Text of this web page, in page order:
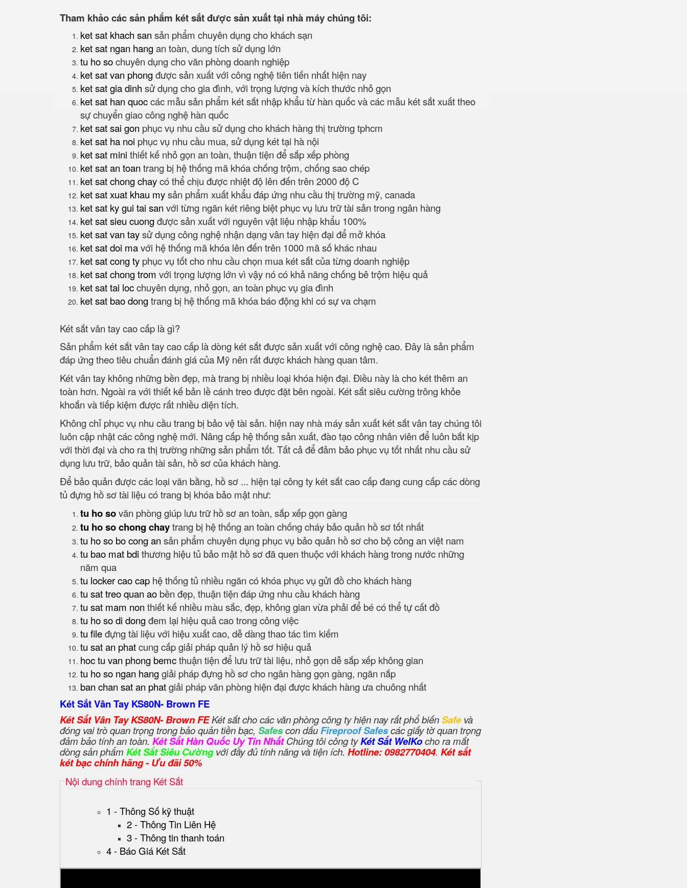
Tham khảo các sản phẩm két sắt được sản xuất tại nhà máy chúng tôi:
ket sat khach san sản phẩm chuyên dụng cho khách sạn
ket sat ngan hangan toàn, dung tích sử dụng lớn
tu ho sochuyên dụng cho văn phòng doanh nghiệp
ket sat van phongđược sản xuất với công nghệ tiên tiến nhất hiện nay
ket sat gia dinh sử dụng cho gia đình, với trọng lượng và kích thước nhỏ gọn
ket sat han quoccác mẫu sản phẩm két sắt nhập khẩu từ hàn quốc và các mẫu két sắt xuất theo
sự chuyển giao công nghệ hàn quốc
ket sat sai gon phục vụ nhu cầu sử dụng cho khách hàng thị trường tphcm
ket sat ha noi phục vụ nhu cầu mua, sử dụng két tại hà nội
ket sat mini thiết kế nhỏ gọn an toàn, thuận tiện để sắp xếp phòng
ket sat an toan trang bị hệ thống mã khóa chống trộm, chống sao chép
ket sat chong chaycó thể chịu được nhiệt độ lên đến trên 2000 độ C
ket sat xuat khau mysản phẩm xuất khẩu đáp ứng nhu cầu thị trường mỹ, canada
ket sat ky gui tai san với từng ngăn két riêng biệt phục vụ lưu trữ tài sản trong ngân hàng
ket sat sieu cuongđược sản xuất với nguyên vật liệu nhập khẩu 100%
ket sat van taysử dụng công nghệ nhận dạng vân tay hiện đại để mở khóa
ket sat doi mavới hệ thống mã khóa lên đến trên 1000 mã số khác nhau
ket sat cong ty phục vụ tốt cho nhu cầu chọn mua két sắt của từng doanh nghiệp
ket sat chong trom với trọng lượng lớn vì vậy nó có khả năng chống bê trộm hiệu quả
ket sat tai locchuyên dụng, nhỏ gọn, an toàn phục vụ gia đình
ket sat bao dongtrang bị hệ thống mã khóa báo động khi có sự va chạm
Két sắt vân tay cao cấp là gì?
Sản phẩm két sắt vân tay cao cấp là dòng két sắt được sản xuất với công nghệ cao. Đây là sản phẩm
đáp ứng theo tiêu chuẩn đánh giá của Mỹ nên rất được khách hàng quan tâm.
Két vân tay không những bền đẹp, mà trang bị nhiều loại khóa hiện đại. Điều này là cho két thêm an
toàn hơn. Ngoài ra với thiết kế bản lề cánh treo được đặt bên ngoài. Két sắt siêu cường trông khỏe
khoắn và tiếp kiệm được rất nhiều diện tích.
Không chỉ phục vụ nhu cầu trang bị bảo vệ tài sản. hiện nay nhà máy sản xuất két sắt vân tay chúng tôi
luôn cập nhật các công nghệ mới. Nâng cấp hệ thống sản xuất, đào tạo công nhân viên để luôn bắt kịp
với thời đại và cho ra thị trường những sản phẩm tốt. Tất cả để đảm bảo phục vụ tốt nhất nhu cầu sử
dụng lưu trữ, bảo quản tài sản, hồ sơ của khách hàng.
Để bảo quản được các loại văn bằng, hồ sơ ... hiện tại công ty két sắt cao cấp đang cung cấp các dòng
tủ đựng hồ sơ tài liệu có trang bị khóa bảo mật như:
tu ho sovăn phòng giúp lưu trữ hồ sơ an toàn, sắp xếp gọn gàng
tu ho so chong chaytrang bị hệ thống an toàn chống cháy bảo quản hồ sơ tốt nhất
tu ho so bo cong an sản phẩm chuyên dụng phục vụ bảo quản hồ sơ cho bộ công an việt nam
tu bao mat bdi thương hiệu tủ bảo mật hồ sơ đã quen thuộc với khách hàng trong nước những
năm qua
tu locker cao cap hệ thống tủ nhiều ngăn có khóa phục vụ gửi đồ cho khách hàng
tu sat treo quan ao bền đẹp, thuận tiện đáp ứng nhu cầu khách hàng
tu sat mam non thiết kế nhiều màu sắc, đẹp, không gian vừa phải để bé có thể tự cất đồ
tu ho so di dongđem lại hiệu quả cao trong công việc
tu fileđựng tài liệu với hiệu xuất cao, dễ dàng thao tác tìm kiếm
tu sat an phatcung cấp giải pháp quản lý hồ sơ hiệu quả
hoc tu van phong bemcthuận tiện để lưu trữ tài liệu, nhỏ gọn dễ sắp xếp không gian
tu ho so ngan hanggiải pháp đựng hồ sơ cho ngân hàng gọn gàng, ngăn nắp
ban chan sat an phatgiải pháp văn phòng hiện đại được khách hàng ưa chuông nhất
Két Sắt Vân Tay KS80N- Brown FE
Két Sắt Vân Tay KS80N- Brown FEKét sắt cho các văn phòng công ty hiện nay rất phổ biếnSafe và
đóng vai trò quan trọng trong bảo quản tiền bạc, Safescon dấuFireproof Safescác giấy tờ quan trọng
đảm bảo tính an toàn.Két Sắt Hàn Quốc Uy Tín NhấtChúng tôi công tyKét Sắt WelKocho ra mắt
dòng sản phẩm Két Sắt Siêu Cườngvới đầy đủ tính năng và tiện ích.Hotline: 0982770404. Két sắt
két bạc chính hãng - Ưu đãi 50%
Nội dung chính trang Két Sắt
1 - Thông Số kỹ thuật
2 - Thông Tin Liên Hệ
3 - Thông tin thanh toán
4 - Báo Giá Két Sắt